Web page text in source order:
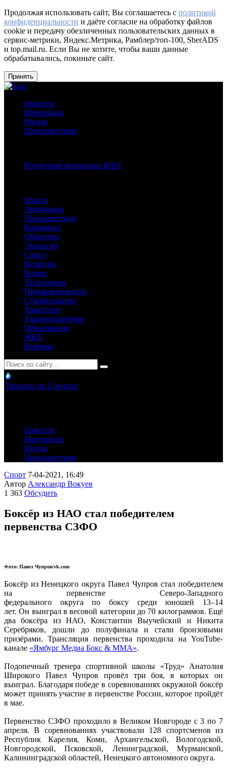
Продолжая использовать сайт, Вы соглашаетесь с политикой
конфиденциальности и даёте согласие на обработку файлов
cookie и передачу обезличенных пользовательских данных в
сервис-метрики, Яндекс.Метрика, Рамблер/топ-100, SberADS
и top.mail.ru. Если Вы не хотите, чтобы ваши данные
обрабатывались, покиньте сайт.
Принять
Новости
Материалы
Медиа
Происшествия
Ресурсный потенциал НАО
Власть
Экономика
Происшествия
Криминал
Общество
Экология
Спорт
Культура
Бизнес
Технологии
Промышленность
Строительство
Транспорт
Здравоохранение
Образование
ЖКХ
Выборы
Прогноз на 2 недели
Новости
Материалы
Медиа
Происшествия
Спорт 7-04-2021, 16:49
Автор Александр Вокуев
1 363 Обсудить
Боксёр из НАО стал победителем
первенства СЗФО
Фото: Павел Чупров/vk.com
Боксёр из Ненецкого округа Павел Чупров стал победителем
на первенстве Северо-Западного
федерального округа по боксу среди юношей 13–14
лет. Он выиграл в весовой категории до 70 килограммов. Ещё
два боксёра из НАО, Константин Выучейский и Никита
Серебряков, дошли до полуфинала и стали бронзовыми
призёрами. Трансляция первенства проходила на YouTube-
канале «Ямбург Медиа Бокс & ММА».
Подопечный тренера спортивной школы «Труд» Анатолия
Широкого Павел Чупров провёл три боя, в которых он
выиграл. Благодаря победе в соревнованиях окружной боксёр
может принять участие в первенстве России, которое пройдёт
в мае.
Первенство СЗФО проходило в Великом Новгороде с 3 по 7
апреля. В соревнованиях участвовали 128 спортсменов из
Республик Карелия, Коми, Архангельской, Вологодской,
Новгородской, Псковской, Ленинградской, Мурманской,
Калининградской областей, Ненецкого автономного округа.